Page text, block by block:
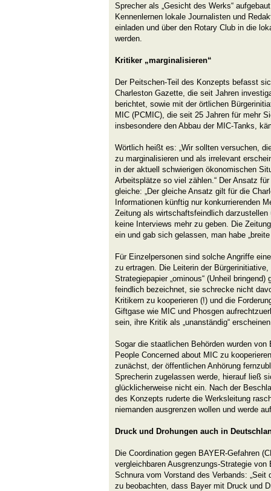
Sprecher als „Gesicht des Werks“
Kennenlernen lokale Journalisten und
einladen und über den Rotary Club in die
werden.
Kritiker „marginalisieren“
Der Peitschen-Teil des Konzepts befasst
Charleston Gazette, die seit Jahren
berichtet, sowie mit der örtlichen
MIC (PCMIC), die seit 25 Jahren für mehr
insbesondere den Abbau der MIC-Tanks,
Wörtlich heißt es: „Wir sollten versuchen,
zu marginalisieren und als irrelevant
in der aktuell schwierigen ökonomischen
Arbeitsplätze so viel zählen.“ Der Ansatz
gleiche: „Der gleiche Ansatz gilt für die
Informationen künftig nur konkurrierenden
Zeitung als wirtschaftsfeindlich darzustellen
keine Interviews mehr zu geben. Die
ein und gab sich gelassen, man habe
Für Einzelpersonen sind solche Angriffe
zu ertragen. Die Leiterin der
Strategiepapier „ominous“ (Unheil
feindlich bezeichnet, sie schrecke nicht
Kritikern zu kooperieren (!) und die
Giftgase wie MIC und Phosgen
sein, ihre Kritik als „unanständig“
Sogar die staatlichen Behörden wurden
People Concerned about MIC zu
zunächst, der öffentlichen Anhörung
Sprecherin zugelassen werde, hierauf ließ
glücklicherweise nicht ein. Nach der
des Konzepts ruderte die Werksleitung
niemanden ausgrenzen wollen und werde
Druck und Drohungen auch in
Die Coordination gegen BAYER-Gefahren
vergleichbaren Ausgrenzungs-Strategie
Schnura vom Vorstand des Verbands:
zu beobachten, dass Bayer mit Druck und